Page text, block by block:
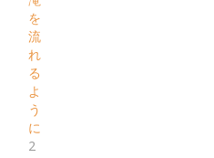
を
流
れ
る
よ
う
に
2